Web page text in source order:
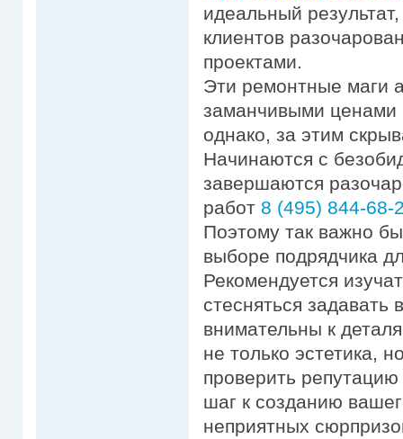
идеальный
клиентов
проектами.
Эти ремонтные маги
заманчивыми
однако, за этим
Начинаются с
завершаются
работ 8 (495) 844-
Поэтому так важно
выборе подрядчика
Рекомендуется
стесняться
внимательны к
не только эстетика,
проверить
шаг к созданию
неприятных